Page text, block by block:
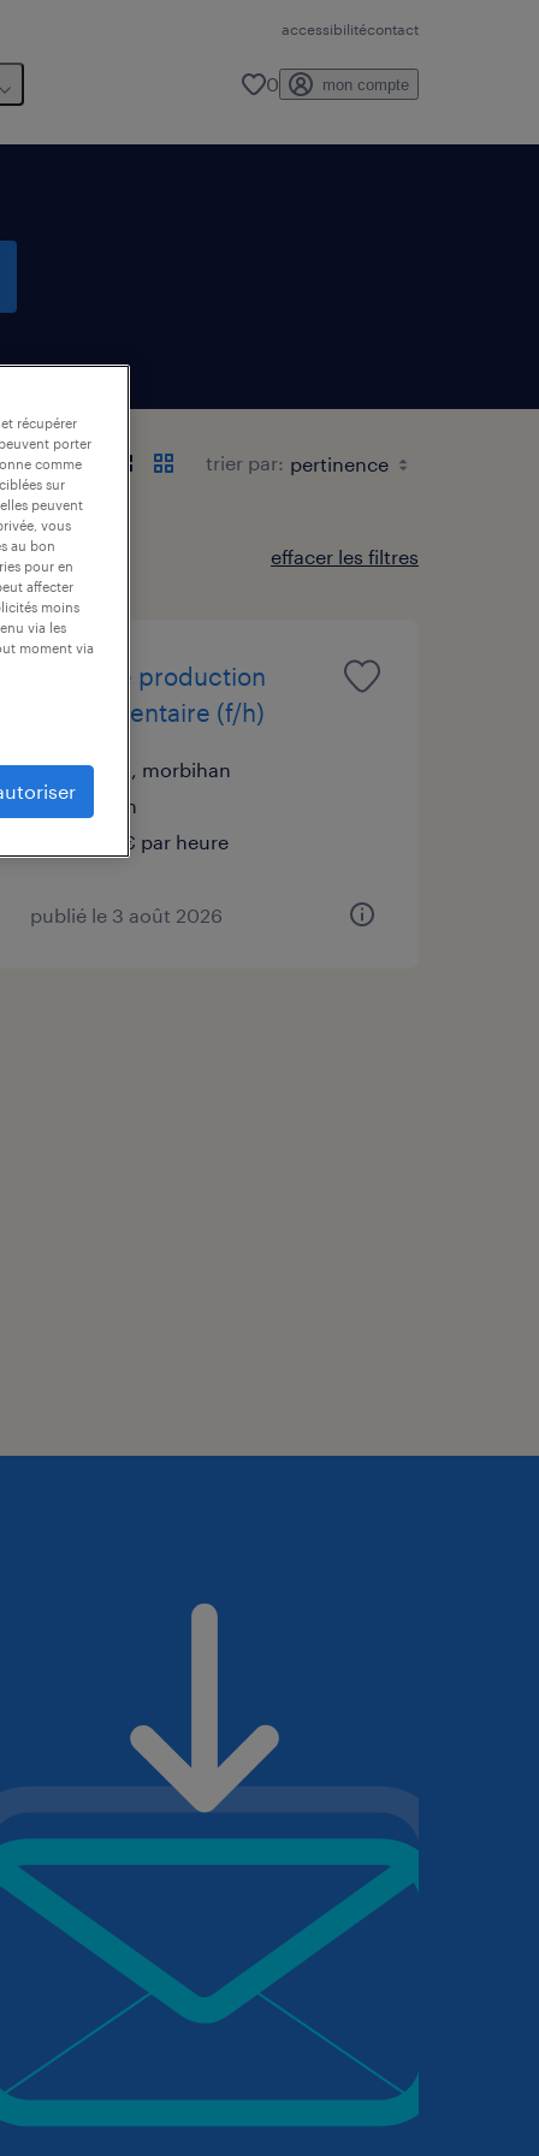
accessibilitécontact
0 mon compte
trier par:
effacer les filtres
agent de production
agroalimentaire (f/h)
lorient, morbihan
intérim
12,31 € par heure
publié le 3 août 2026
récupérer
porter
comme
sur
peuvent
vous
au bon
pour en
affecter
moins
via les
moment via